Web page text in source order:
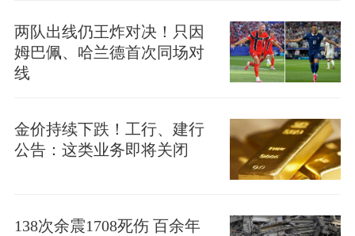
两队出线仍王炸对决！只因
姆巴佩、哈兰德首次同场对
线
金价持续下跌！工行、建行
公告：这类业务即将关闭
138次余震1708死伤 百余年